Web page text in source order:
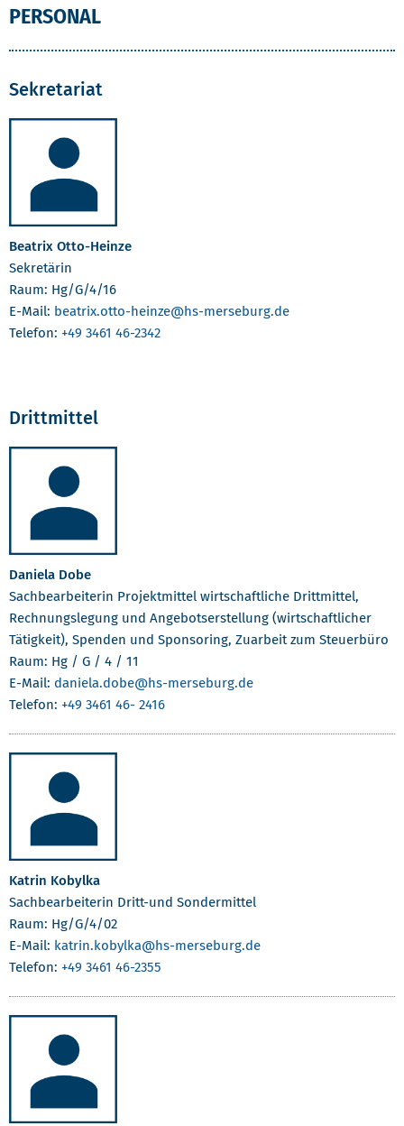
PERSONAL
Sekretariat
Beatrix Otto-Heinze
Sekretärin
Raum: Hg/G/4/16
E-Mail: beatrix.otto-heinze@hs-merseburg.de
Telefon: +49 3461 46-2342
Drittmittel
Daniela Dobe
Sachbearbeiterin Projektmittel wirtschaftliche Drittmittel,
Rechnungslegung und Angebotserstellung (wirtschaftlicher
Tätigkeit), Spenden und Sponsoring, Zuarbeit zum Steuerbüro
Raum: Hg / G / 4 / 11
E-Mail: daniela.dobe@hs-merseburg.de
Telefon: +49 3461 46- 2416
Katrin Kobylka
Sachbearbeiterin Dritt-und Sondermittel
Raum: Hg/G/4/02
E-Mail: katrin.kobylka@hs-merseburg.de
Telefon: +49 3461 46-2355